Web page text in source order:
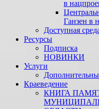
в
Ганзен в
Доступная
Ресурсы
Подписка
НОВИНКИ
Услуги
Краеведение
КНИГА